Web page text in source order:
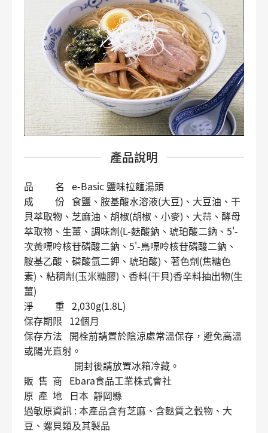
產品說明
品 名 e-Basic 鹽味拉麵湯頭
成 份 食鹽、胺基酸水溶液(大豆)、大豆油、干
貝萃取物、芝麻油、胡椒(胡椒、小麥)、大蒜、酵母
萃取物、生薑、調味劑(L-麩酸鈉、琥珀酸二鈉、5'-
次黃嘌呤核苷磷酸二鈉、5'-鳥嘌呤核苷磷酸二鈉、
胺基乙酸、磷酸氫二鉀、琥珀酸)、著色劑(焦糖色
素)、粘稠劑(玉米糖膠)、香料(干貝)香辛料抽出物(生
薑)
淨 重 2,030g(1.8L)
保存期限 12個月
保存方法 開栓前請置於陰涼處常溫保存，避免高溫
或陽光直射。
開封後請放置冰箱冷藏。
販 售 商 Ebara食品工業株式會社
原 產 地 日本 靜岡縣
過敏原資訊 : 本產品含有芝麻、含麩質之穀物、大
豆、螺貝類及其製品